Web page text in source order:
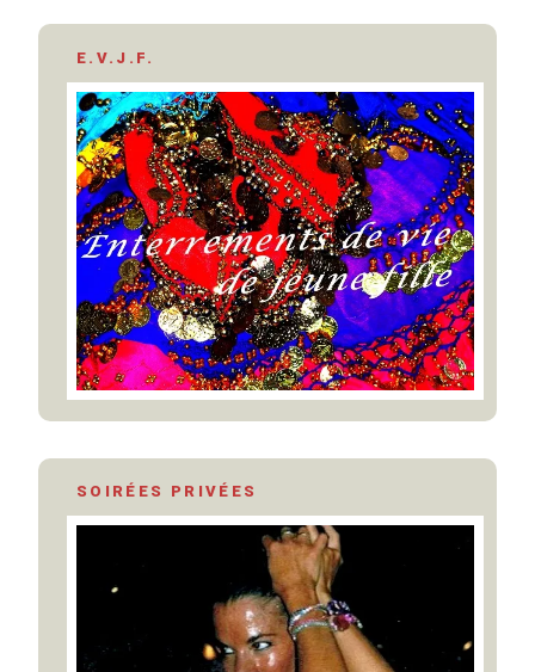
E.V.J.F.
SOIRÉES PRIVÉES